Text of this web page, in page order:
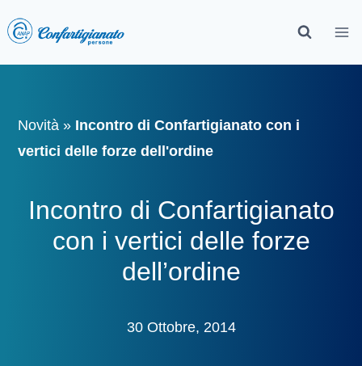
Novità » Incontro di Confartigianato con i
vertici delle forze dell'ordine
Incontro di Confartigianato
con i vertici delle forze
dell’ordine
30 Ottobre, 2014